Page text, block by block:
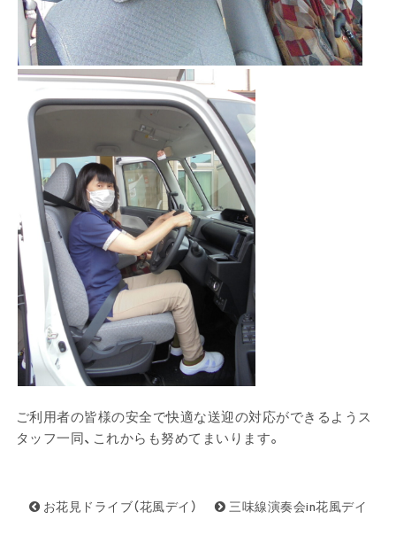
ご利用者の皆様の安全で快適な送迎の対応ができるようス
タッフ一同、これからも努めてまいります。
お花見ドライブ（花風デイ） 三味線演奏会in花風デイ